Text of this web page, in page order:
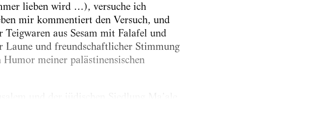
lieben wird …), versuche ich
mir kommentiert den Versuch, und
aus Sesam mit Falafel und
Laune und freundschaftlicher Stimmung
Humor meiner palästinensischen